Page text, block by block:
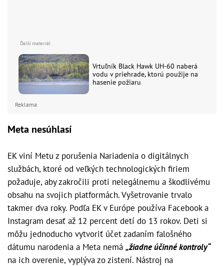
Vrtuľník Black Hawk UH-60 naberá
vodu v priehrade, ktorú použije na
hasenie požiaru
Reklama
Meta nesúhlasí
EK viní Metu z porušenia Nariadenia o digitálnych
službách, ktoré od veľkých technologických firiem
požaduje, aby zakročili proti nelegálnemu a škodlivému
obsahu na svojich platformách. Vyšetrovanie trvalo
takmer dva roky. Podľa EK v Európe používa Facebook a
Instagram desať až 12 percent detí do 13 rokov. Deti si
môžu jednoducho vytvoriť účet zadaním falošného
dátumu narodenia a Meta nemá „žiadne účinné kontroly“
na ich overenie, vyplýva zo zistení. Nástroj na